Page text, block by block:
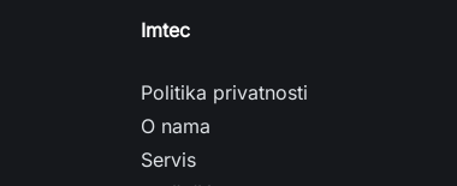
Imtec
Politika privatnosti
O nama
Servis